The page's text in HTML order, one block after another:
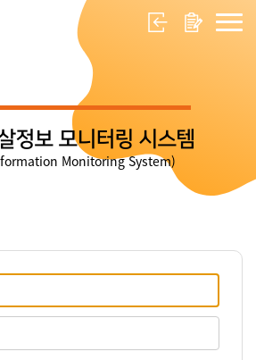
정보 모니터링 시스템
Monitoring System)